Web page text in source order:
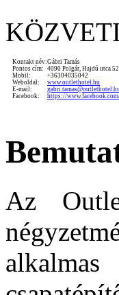
Kontakt név:Gábri Tamás
Pontos cím: 4090 Polgár, Hajdú utca 52.
Mobil:
+36304035042
Weboldal:
www.outlethotel.hu
E-mail:
gabri.tamas@outlethotel.hu
Facebook:
https://
Az